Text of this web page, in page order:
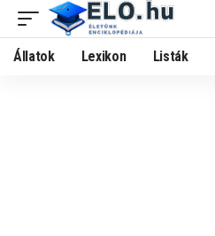
Állatok Lexikon Listák